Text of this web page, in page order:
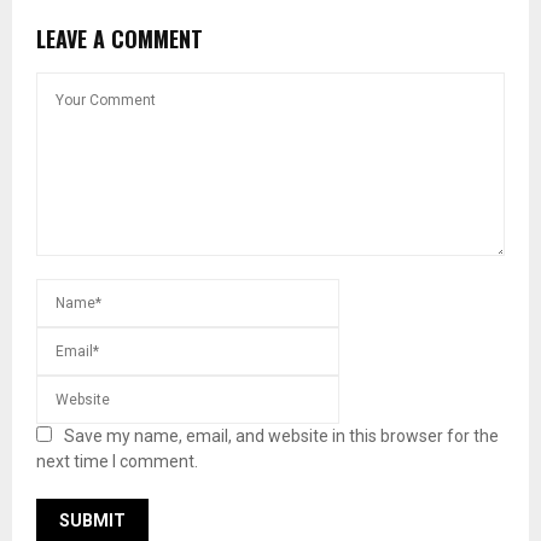
LEAVE A COMMENT
Save my name, email, and website in this browser for the
next time I comment.